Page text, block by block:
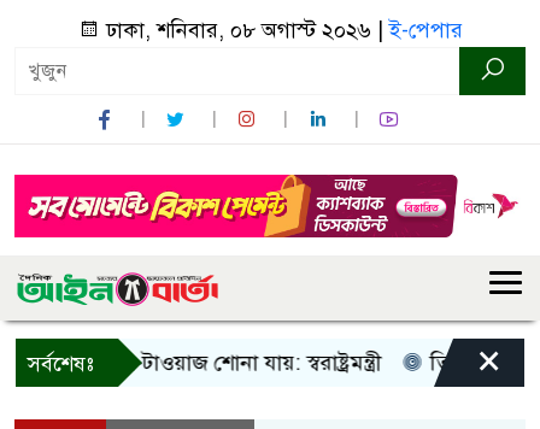
ঢাকা, শনিবার, ০৮ অগাস্ট ২০২৬ |ই-পেপার
সর্বশেষঃ
আওয়াজ-টাওয়াজ শোনা যায়: স্বরাষ্ট্রমন্ত্রী তিন দিনের মধ্যে
×